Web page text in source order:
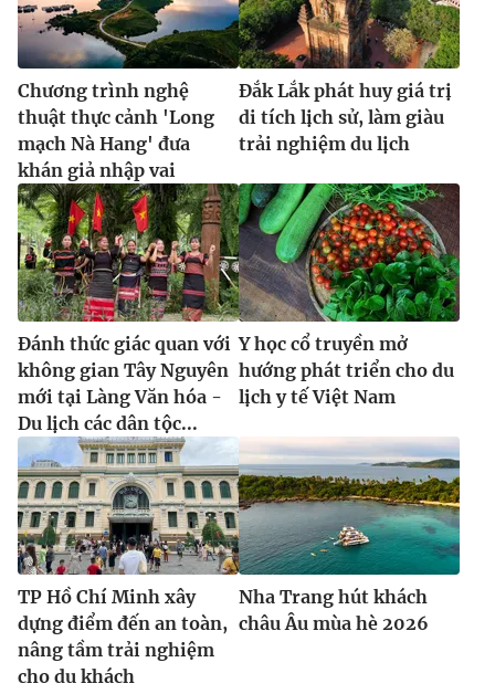
Chương trình nghệ
thuật thực cảnh 'Long
mạch Nà Hang' đưa
khán giả nhập vai
Đắk Lắk phát huy giá trị
di tích lịch sử, làm giàu
trải nghiệm du lịch
Đánh thức giác quan với
không gian Tây Nguyên
mới tại Làng Văn hóa -
Du lịch các dân tộc...
Y học cổ truyền mở
hướng phát triển cho du
lịch y tế Việt Nam
TP Hồ Chí Minh xây
dựng điểm đến an toàn,
nâng tầm trải nghiệm
cho du khách
Nha Trang hút khách
châu Âu mùa hè 2026